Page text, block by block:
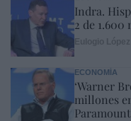
Indra.
2 de
ECONOMÍA
‘Warner
millones
Paramount